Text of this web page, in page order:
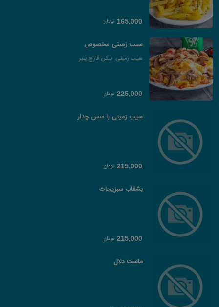
165,000 تومان
سیب زمینی مخصوص
سیب زمینی. بیکن.قارچ.پنیر
225,000 تومان
سیب زمینی با سس چدار
215,000 تومان
بشقاب سبزیجات
215,000 تومان
ماست دلال